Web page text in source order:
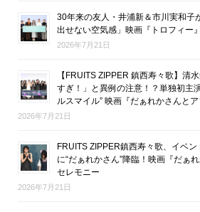
30年来の友人・井浦新＆市川実和子
出せない空気感」映画『トロフィー
2026年7月21日
【FRUITS ZIPPER 鎮西寿々歌】清
すぎ！」と異例の注意！？単独初主
ルスマイル” 映画『だぁれかさんと
2026年7月21日
FRUITS ZIPPER鎮西寿々歌、イベ
に“だぁれかさん”降臨！映画『だぁ
セレモニー
2026年7月21日